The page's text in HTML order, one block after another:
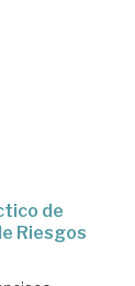
de
Riesgos